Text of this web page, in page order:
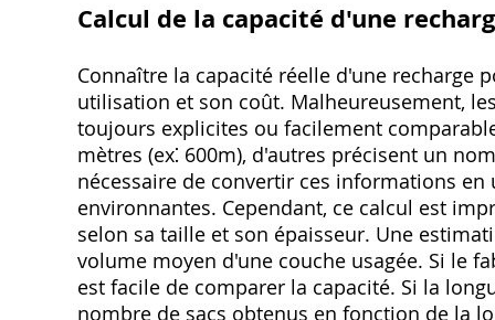
Calcul de la capacité d'une
Connaître la capacité réelle d'une recharge
utilisation et son coût. Malheureusement,
toujours explicites ou facilement
mètres (ex⁚ 600m), d'autres précisent un
nécessaire de convertir ces informations
environnantes. Cependant, ce calcul est
selon sa taille et son épaisseur. Une
volume moyen d'une couche usagée. Si le
est facile de comparer la capacité. Si la
nombre de sacs obtenus en fonction de la